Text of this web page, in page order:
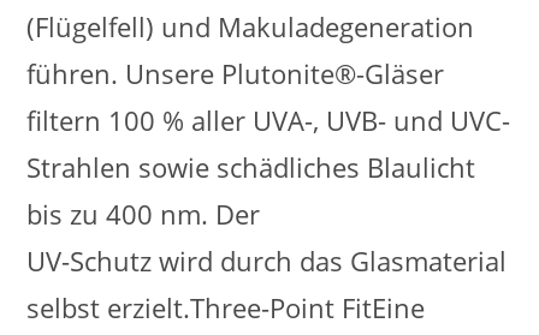
(Flügelfell) und Makuladegeneration
führen. Unsere Plutonite®-Gläser
filtern 100 % aller UVA-, UVB- und UVC-
Strahlen sowie schädliches Blaulicht
bis zu 400 nm. Der
UV-Schutz wird durch das Glasmaterial
selbst erzielt.Three-Point FitEine